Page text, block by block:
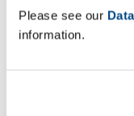
Please see our
information.
sistemas de
pesos, etc.
azúcar para